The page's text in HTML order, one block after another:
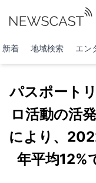
新着 地域検索 エン
パスポート
ロ活動の活
により、
年平均12%